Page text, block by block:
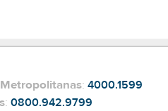
: 4000.1599
: 0800.942.9799